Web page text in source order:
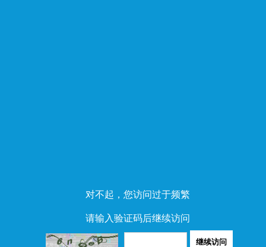
对不起，您访问过于频繁
请输入验证码后继续访问
继续访问